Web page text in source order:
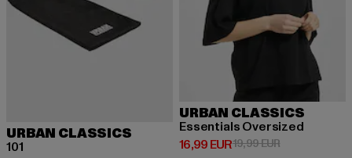
URBAN CLASSICS
101
URBAN CLASSICS
Essentials Oversized
16,99 EUR
Derzeitiger Preis: 16,99 EUR
19,99 EURAktionspreis: